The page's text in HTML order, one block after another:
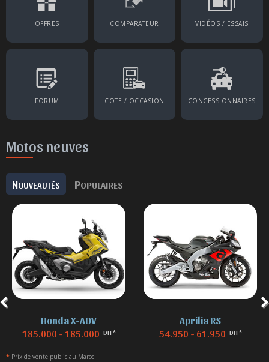
OFFRES COMPARATEUR VIDÉOS / ESSAIS
FORUM COTE / OCCASION CONCESSIONNAIRES
Motos neuves
NOUVEAUTÉS POPULAIRES
Aprilia RS
54.950 - 61.950 DH *
BMW F 850
155.000 - 155.000 DH *
* Prix de vente public au Maroc